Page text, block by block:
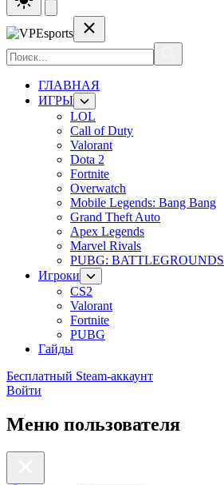
ГЛАВНАЯ
ИГРЫ
LOL
Call of Duty
Valorant
Dota 2
Fortnite
Overwatch
Mobile Legends: Bang Bang
Grand Theft Auto
Apex Legends
Marvel Rivals
PUBG: BATTLEGROUNDS
Игроки
CS2
Valorant
Fortnite
PUBG
Гайды
Бесплатный Steam-аккаунт
Войти
Меню пользователя